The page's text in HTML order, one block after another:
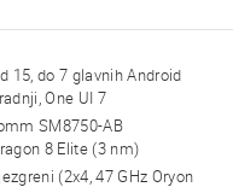
15, do 7 glavnih Android
One UI 7
SM8750-AB
8 Elite (3 nm)
(2x4, 47 GHz Oryon